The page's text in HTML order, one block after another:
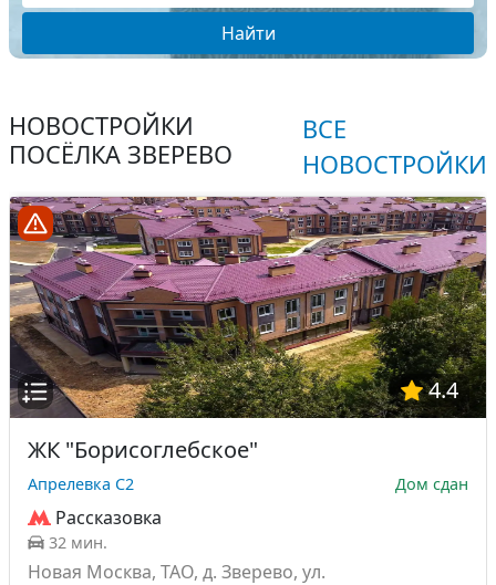
Найти
НОВОСТРОЙКИ
ПОСЁЛКА ЗВЕРЕВО
ВСЕ
НОВОСТРОЙКИ
4.4
ЖК "Борисоглебское"
Апрелевка С2 Дом сдан
Рассказовка
32 мин.
Новая Москва, ТАО, д. Зверево, ул.